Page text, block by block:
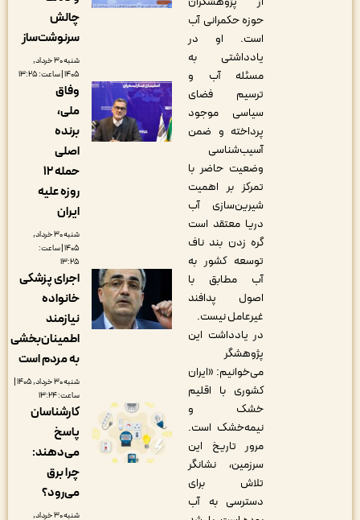
حوزه حکمرانی آب
است. او در
یادداشتی به
مسئله آب و
ترسیم فضای
سیاسی موجود
پرداخته و ضمن
آسیب‌شناسی
وضعیت حاضر با
تمرکز بر اهمیت
شیرین‌سازی آب
دریا معتقد است
گره زدن بند ناف
توسعه کشور به
آب مطابق با
اصول پدافند
غیرعامل نیست.
در یادداشت این
پژوهشگر
می‌خوانیم: «ایران
کشوری با اقلیم
خشک و
نیمه‌خشک است.
مرور تاریخ این
سرزمین، نشانگر
تلاش برای
دسترسی به آب
سرنوشت‌ساز
شنبه ۳۰ خرداد,
وفاق
ملی،
‌برنده
حمله ۱۲
روزه علیه
شنبه ۳۰ خرداد,
۱۴۰۵ | ساعت:
اجرای پزشکی
خانواده
نیازمند
اطمینان‌بخشی
به مردم است
شنبه ۳۰ خرداد, ۱۴۰۵ |
کارشناسان
پاسخ
می‌دهند:
می‌رود؟
شنبه ۳۰ خرداد,